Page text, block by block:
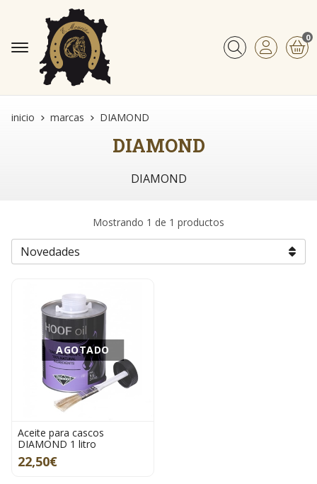
Buscar
0
inicio marcas DIAMOND
DIAMOND
DIAMOND
Mostrando 1 de 1 productos
AGOTADO
Aceite para cascos
DIAMOND 1 litro
22,50€